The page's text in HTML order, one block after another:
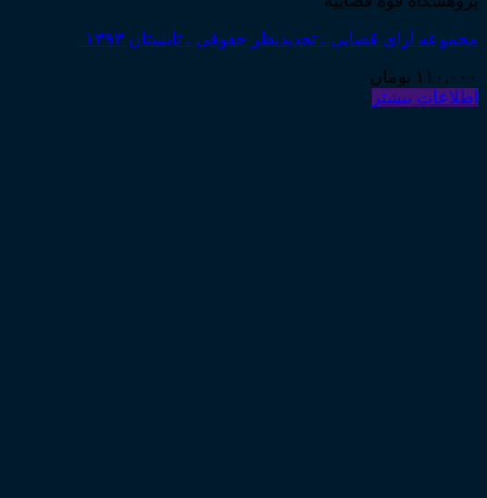
مجموعه آرای قضایی ـ تجدیدنظر حقوقی ـ تابستان ۱۳۹۳
۱۱۰,۰۰۰ تومان
اطلاعات بیشتر